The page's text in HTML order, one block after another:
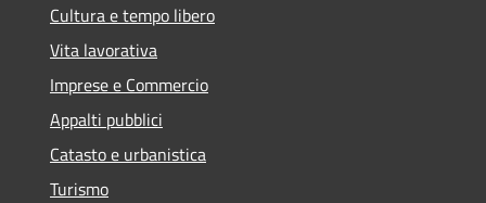
Cultura e tempo libero
Vita lavorativa
Imprese e Commercio
Appalti pubblici
Catasto e urbanistica
Turismo